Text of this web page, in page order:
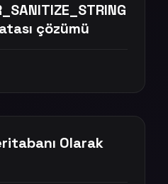
çözümü
Olarak